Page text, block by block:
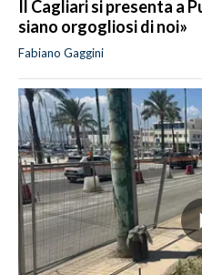
Il Cagliari si presenta a
siano orgogliosi di noi»
Fabiano Gaggini